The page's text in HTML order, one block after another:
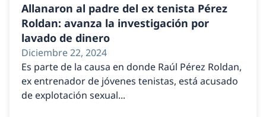
Allanaron al padre del ex tenista Pérez
Roldan: avanza la investigación por
lavado de dinero
Diciembre 22, 2024
Es parte de la causa en donde Raúl Pérez Roldan,
ex entrenador de jóvenes tenistas, está acusado
de explotación sexual...